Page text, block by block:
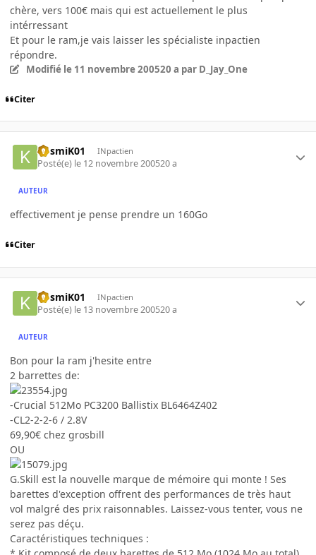
chère, vers 100€ mais qui est actuellement le plus
intérressant
Et pour le ram,je vais laisser les spécialiste inpactien
répondre.
Modifié le 11 novembre 200520 a par D_Jay_One
Citer
KosmiK01 INpactien
Posté(e) le 12 novembre 200520 a
AUTEUR
effectivement je pense prendre un 160Go
Citer
KosmiK01 INpactien
Posté(e) le 13 novembre 200520 a
AUTEUR
Bon pour la ram j'hesite entre
2 barrettes de:
-Crucial 512Mo PC3200 Ballistix BL6464Z402
-CL2-2-2-6 / 2.8V
69,90€ chez grosbill
OU
G.Skill est la nouvelle marque de mémoire qui monte ! Ses
barettes d'exception offrent des performances de très haut
vol malgré des prix raisonnables. Laissez-vous tenter, vous ne
serez pas déçu.
Caractéristiques techniques :